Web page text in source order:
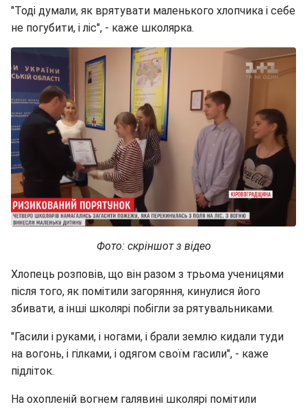
"Тоді думали, як врятувати маленького хлопчика і себе
не погубити, і ліс", - каже школярка.
Фото: скріншот з відео
Хлопець розповів, що він разом з трьома ученицями
після того, як помітили загоряння, кинулися його
збивати, а інші школярі побігли за рятувальниками.
"Гасили і руками, і ногами, і брали землю кидали туди
на вогонь, і гілками, і одягом своїм гасили", - каже
підліток.
На охопленій вогнем галявині школярі помітили